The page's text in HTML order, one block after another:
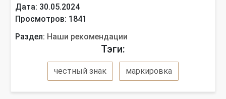
Дата: 30.05.2024
Просмотров: 1841
Раздел: Наши рекомендации
Тэги:
честный знак маркировка